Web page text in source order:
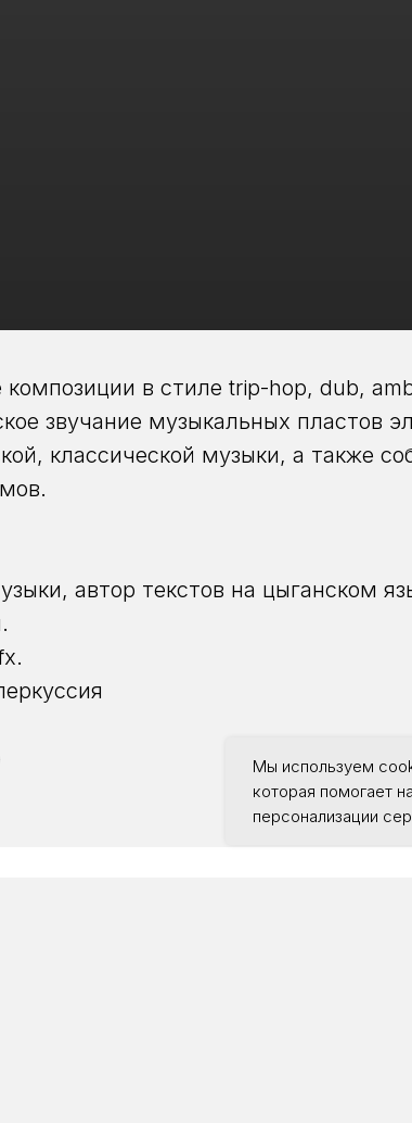
в стиле trip-hop, dub,
звучание музыкальных пластов
классической музыки, а также
автор текстов на цыганском
Мы используем
которая помогает
персонализации